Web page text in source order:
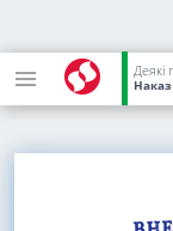
Наказ